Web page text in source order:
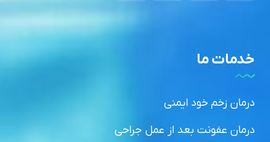
خدمات ما
درمان زخم خود ایمنی
درمان عفونت بعد از عمل جراحی